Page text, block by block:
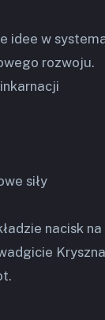
idee w
rozwoju.
siły
nacisk na
Kryszna